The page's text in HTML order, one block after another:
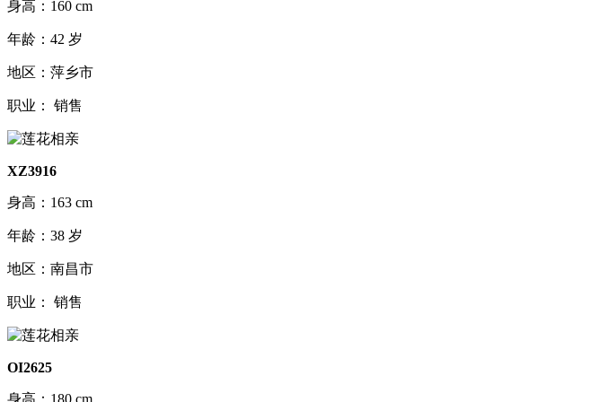
身高：160 cm
年龄：42 岁
地区：萍乡市
职业： 销售
XZ3916
身高：163 cm
年龄：38 岁
地区：南昌市
职业： 销售
OI2625
身高：180 cm